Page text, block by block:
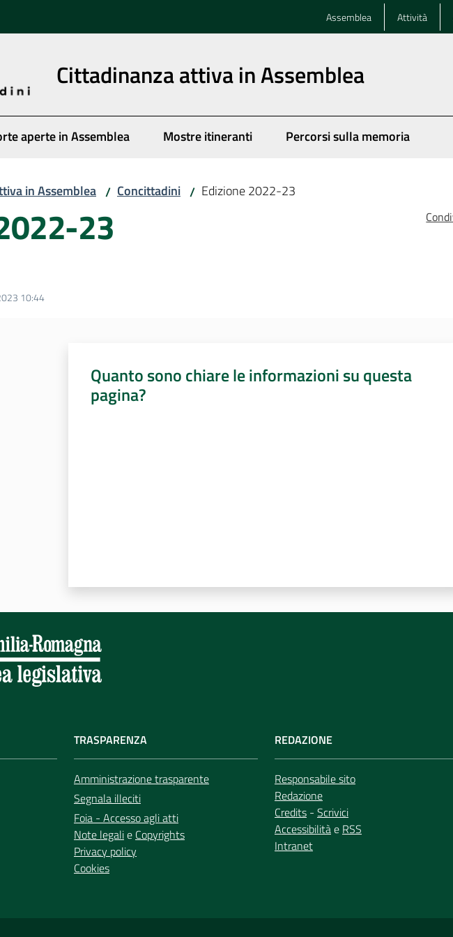
Assemblea Attività
Cittadinanza attiva in Assemblea
aperte in Assemblea Mostre itineranti Percorsi sulla memoria
in Assemblea / Concittadini / Edizione 2022-23
23
10:44
Quanto sono chiare le informazioni su questa
pagina?
TRASPARENZA
Amministrazione trasparente
Segnala illeciti
Foia - Accesso agli atti
Note legalie Copyrights
Privacy policy
Cookies
REDAZIONE
Responsabile sito
Redazione
Credits - Scrivici
Accessibilitàe RSS
Intranet